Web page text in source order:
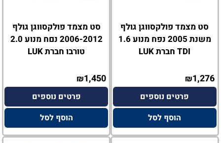
סט מצמד פולקסווגן גולף
משנת 2005 נפח מנוע 1.6
TDI חברת LUK
₪1,276
פרטים נוספים
הוסף לסל
סט מצמד פולקסווגן גולף
2006-2012 נםח מנוע 2.0
טורבו חברת LUK
₪1,450
פרטים נוספים
הוסף לסל